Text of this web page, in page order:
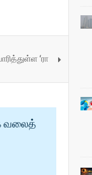
‘ரா
வலைத்